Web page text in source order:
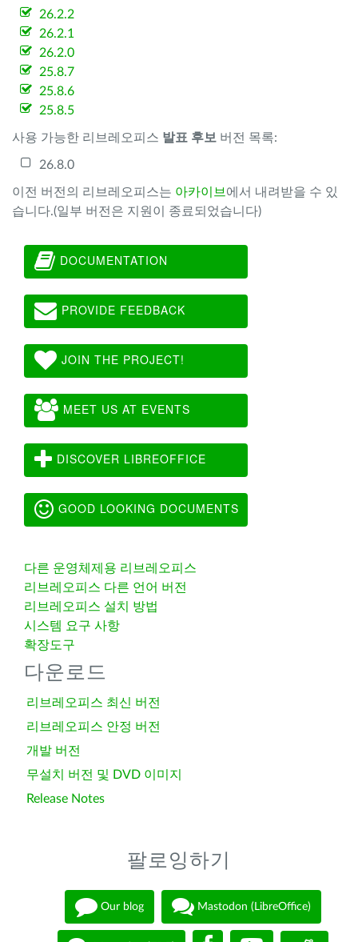
26.2.2
26.2.1
26.2.0
25.8.7
25.8.6
25.8.5
사용 가능한 리브레오피스 발표 후보 버전 목록:
26.8.0
이전 버전의 리브레오피스는 아카이브 에서 내려받을 수 있
습니다.(일부 버전은 지원이 종료되었습니다)
DOCUMENTATION
PROVIDE FEEDBACK
JOIN THE PROJECT!
MEET US AT EVENTS
DISCOVER LIBREOFFICE
GOOD LOOKING DOCUMENTS
다른 운영체제용 리브레오피스
리브레오피스 다른 언어 버전
리브레오피스 설치 방법
시스템 요구 사항
확장도구
다운로드
리브레오피스 최신 버전
리브레오피스 안정 버전
개발 버전
무설치 버전 및 DVD 이미지
Release Notes
팔로잉하기
Our blog Mastodon (LibreOffice)